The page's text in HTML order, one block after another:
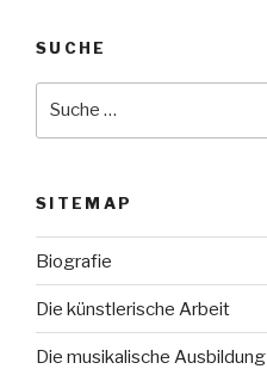
SUCHE
SITEMAP
Biografie
Die künstlerische Arbeit
Die musikalische Ausbildung